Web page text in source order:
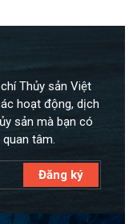
Thủy sản Việt
hoạt động, dịch
sản mà bạn có
tâm.